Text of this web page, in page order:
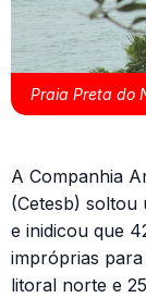
Praia Preta do
A Companhia
(Cetesb) soltou
e inidicou que
impróprias
litoral norte e